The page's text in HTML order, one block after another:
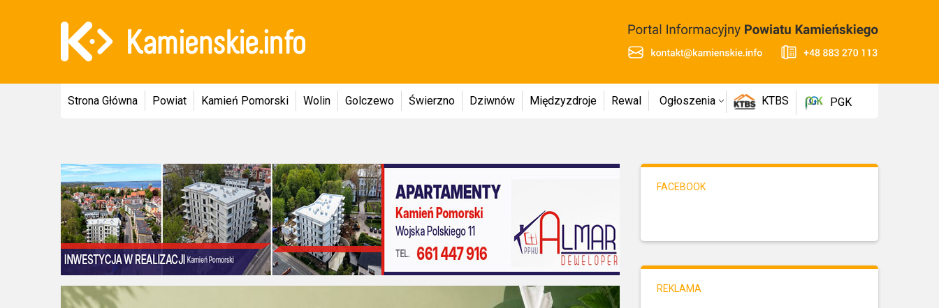
Strona Główna Powiat Kamień Pomorski Wolin Golczewo Świerzno Dziwnów Międzyzdroje Rewal Ogłoszenia KTBS PGK
FACEBOOK
REKLAMA